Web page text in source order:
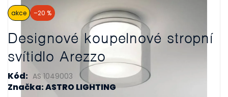
Designové koupelnové stropní
svítidlo Arezzo
Kód: AS 1049003
akce –20 %
Značka: ASTRO LIGHTING